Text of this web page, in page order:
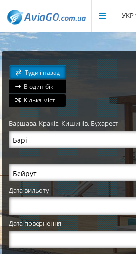
УКР
Туди і назад
В один бік
Кілька міст
Варшава,Краків, Кишинів, Бухарест
Дата вильоту
Дата повернення